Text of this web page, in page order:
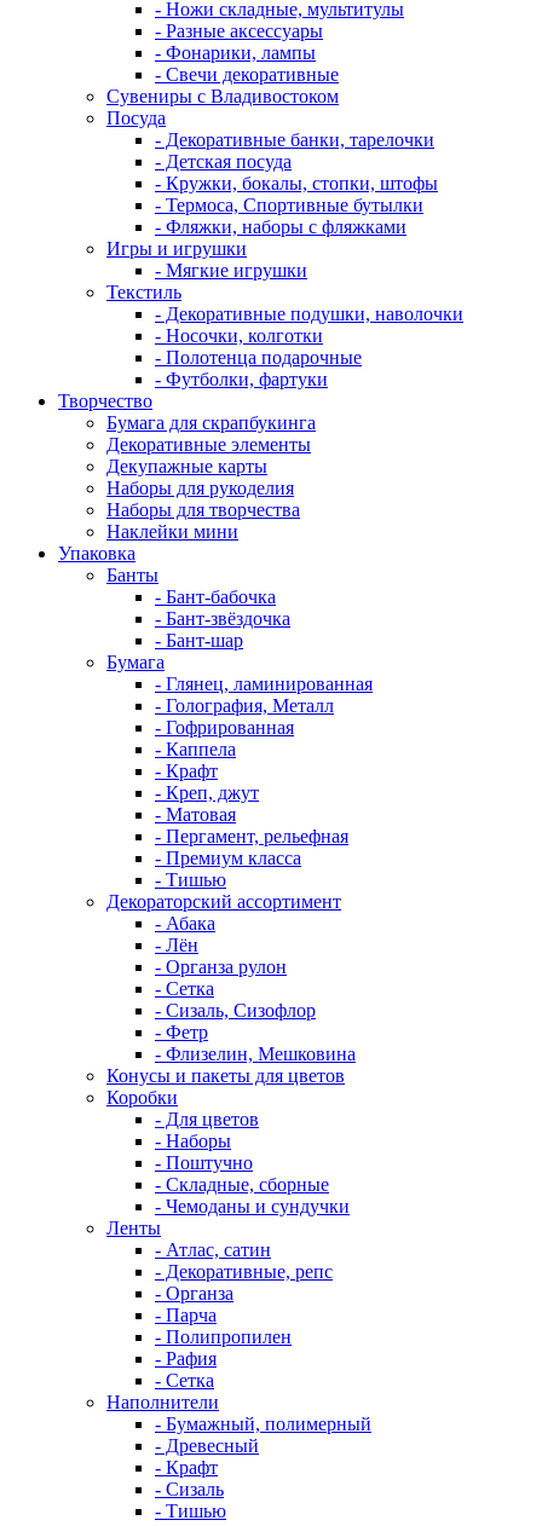
- Ножи складные, мультитулы
- Разные аксессуары
- Фонарики, лампы
- Свечи декоративные
Сувениры с Владивостоком
Посуда
- Декоративные банки, тарелочки
- Детская посуда
- Кружки, бокалы, стопки, штофы
- Термоса, Спортивные бутылки
- Фляжки, наборы с фляжками
Игры и игрушки
- Мягкие игрушки
Текстиль
- Декоративные подушки, наволочки
- Носочки, колготки
- Полотенца подарочные
- Футболки, фартуки
Творчество
Бумага для скрапбукинга
Декоративные элементы
Декупажные карты
Наборы для рукоделия
Наборы для творчества
Наклейки мини
Упаковка
Банты
- Бант-бабочка
- Бант-звёздочка
- Бант-шар
Бумага
- Глянец, ламинированная
- Голография, Металл
- Гофрированная
- Каппела
- Крафт
- Креп, джут
- Матовая
- Пергамент, рельефная
- Премиум класса
- Тишью
Декораторский ассортимент
- Абака
- Лён
- Органза рулон
- Сетка
- Сизаль, Сизофлор
- Фетр
- Флизелин, Мешковина
Конусы и пакеты для цветов
Коробки
- Для цветов
- Наборы
- Поштучно
- Складные, сборные
- Чемоданы и сундучки
Ленты
- Атлас, сатин
- Декоративные, репс
- Органза
- Парча
- Полипропилен
- Рафия
- Сетка
Наполнители
- Бумажный, полимерный
- Древесный
- Крафт
- Сизаль
- Тишью